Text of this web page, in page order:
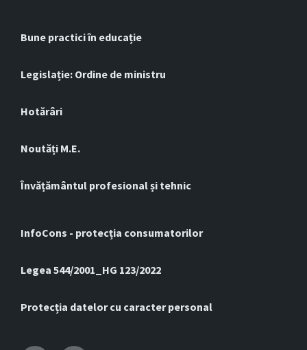
Bune practici în educație
Legislație: Ordine de ministru
Hotărâri
Noutăți M.E.
Învățământul profesional și tehnic
InfoCons - protecția consumatorilor
Legea 544/2001_HG 123/2022
Protecția datelor cu caracter personal